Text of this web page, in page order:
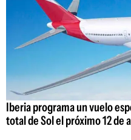
Iberia programa un vuelo
total de Sol el próximo 12 de